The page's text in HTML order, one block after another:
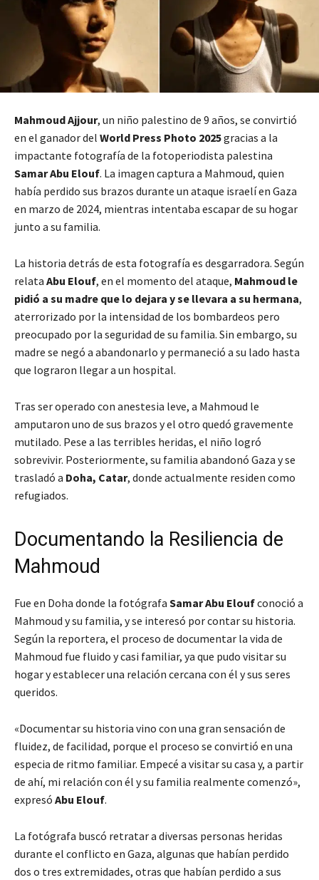
Mahmoud Ajjour, un niño palestino de 9 años, se convirtió
en el ganador del World Press Photo 2025gracias a la
impactante fotografía de la fotoperiodista palestina
Samar Abu Elouf. La imagen captura a Mahmoud, quien
había perdido sus brazos durante un ataque israelí en Gaza
en marzo de 2024, mientras intentaba escapar de su hogar
junto a su familia.
La historia detrás de esta fotografía es desgarradora. Según
relata Abu Elouf, en el momento del ataque, Mahmoud le
pidió a su madre que lo dejara y se llevara a su hermana,
aterrorizado por la intensidad de los bombardeos pero
preocupado por la seguridad de su familia. Sin embargo, su
madre se negó a abandonarlo y permaneció a su lado hasta
que lograron llegar a un hospital.
Tras ser operado con anestesia leve, a Mahmoud le
amputaron uno de sus brazos y el otro quedó gravemente
mutilado. Pese a las terribles heridas, el niño logró
sobrevivir. Posteriormente, su familia abandonó Gaza y se
trasladó a Doha, Catar, donde actualmente residen como
refugiados.
Documentando la Resiliencia de
Mahmoud
Fue en Doha donde la fotógrafa Samar Abu Eloufconoció a
Mahmoud y su familia, y se interesó por contar su historia.
Según la reportera, el proceso de documentar la vida de
Mahmoud fue fluido y casi familiar, ya que pudo visitar su
hogar y establecer una relación cercana con él y sus seres
queridos.
«Documentar su historia vino con una gran sensación de
fluidez, de facilidad, porque el proceso se convirtió en una
especia de ritmo familiar. Empecé a visitar su casa y, a partir
de ahí, mi relación con él y su familia realmente comenzó»,
expresó Abu Elouf.
La fotógrafa buscó retratar a diversas personas heridas
durante el conflicto en Gaza, algunas que habían perdido
dos o tres extremidades, otras que habían perdido a sus